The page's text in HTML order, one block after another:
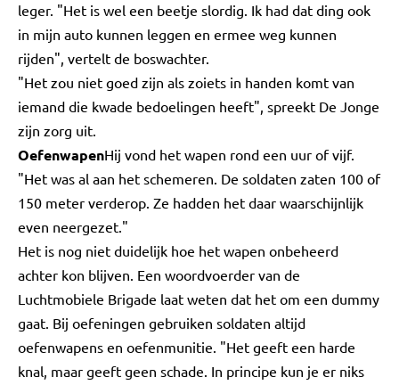
leger. "Het is wel een beetje slordig. Ik had dat ding ook
in mijn auto kunnen leggen en ermee weg kunnen
rijden", vertelt de boswachter.
"Het zou niet goed zijn als zoiets in handen komt van
iemand die kwade bedoelingen heeft", spreekt De Jonge
zijn zorg uit.
OefenwapenHij vond het wapen rond een uur of vijf.
"Het was al aan het schemeren. De soldaten zaten 100 of
150 meter verderop. Ze hadden het daar waarschijnlijk
even neergezet."
Het is nog niet duidelijk hoe het wapen onbeheerd
achter kon blijven. Een woordvoerder van de
Luchtmobiele Brigade laat weten dat het om een dummy
gaat. Bij oefeningen gebruiken soldaten altijd
oefenwapens en oefenmunitie. "Het geeft een harde
knal, maar geeft geen schade. In principe kun je er niks